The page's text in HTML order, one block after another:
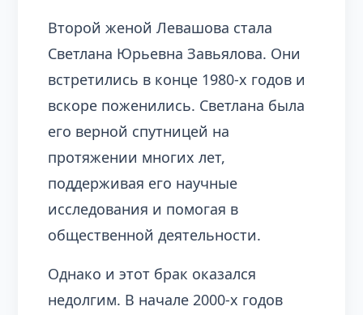
Второй женой Левашова стала
Светлана Юрьевна Завьялова. Они
встретились в конце 1980-х годов и
вскоре поженились. Светлана была
его верной спутницей на
протяжении многих лет,
поддерживая его научные
исследования и помогая в
общественной деятельности.
Однако и этот брак оказался
недолгим. В начале 2000-х годов